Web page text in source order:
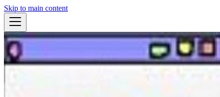
Skip to main content